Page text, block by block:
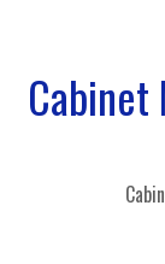
Cabinet